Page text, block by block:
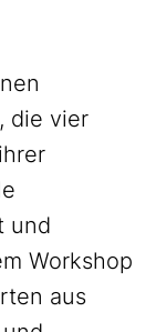
die vier
und
Workshop
aus